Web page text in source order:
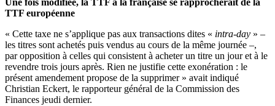
Une fois modifiée, la TTF à la française se rapprocherait de la
TTF européenne
« Cette taxe ne s’applique pas aux transactions dites « intra-day » –
les titres sont achetés puis vendus au cours de la même journée –,
par opposition à celles qui consistent à acheter un titre un jour et à le
revendre trois jours après. Rien ne justifie cette exonération : le
présent amendement propose de la supprimer » avait indiqué
Christian Eckert, le rapporteur général de la Commission des
Finances jeudi dernier.